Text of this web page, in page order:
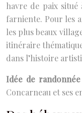
havre de paix
farniente. Pour les
les plus beaux
itinéraire
dans l’histoire
Idée de
Concarneau et ses